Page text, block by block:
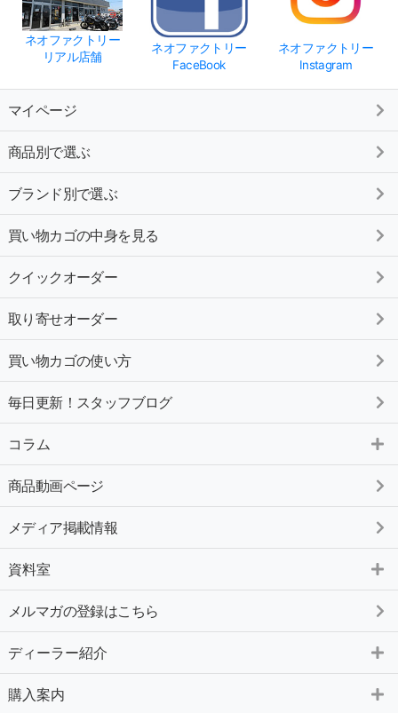
ネオファクトリー
リアル店舗
ネオファクトリー
FaceBook
ネオファクトリー
Instagram
マイページ
商品別で選ぶ
ブランド別で選ぶ
買い物カゴの中身を見る
クイックオーダー
取り寄せオーダー
買い物カゴの使い方
毎日更新！スタッフブログ
コラム
商品動画ページ
メディア掲載情報
資料室
メルマガの登録はこちら
ディーラー紹介
購入案内